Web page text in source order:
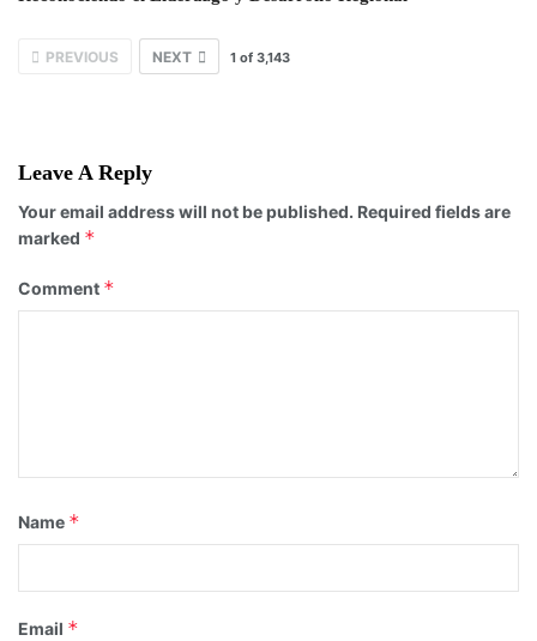
PREVIOUS NEXT 1 of 3,143
Leave A Reply
Your email address will not be published. Required fields are
marked *
Comment *
Name *
Email *